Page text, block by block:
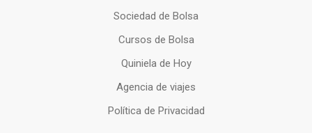
Sociedad de Bolsa
Cursos de Bolsa
Quiniela de Hoy
Agencia de viajes
Política de Privacidad